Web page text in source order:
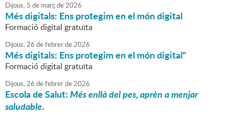
Dijous, 5 de marçde2026
Més digitals: Ens protegim en el món digital
Formació digital gratuïta
Dijous,26 defebrerde2026
Més digitals: Ens protegim en el món digital"
Formació digital gratuïta
Dijous,26 defebrerde2026
Escola de Salut:Més enllà del pes, aprèn a menjar
saludable.